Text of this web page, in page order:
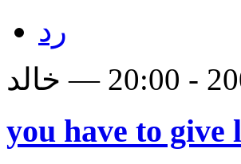
رد
you have to give